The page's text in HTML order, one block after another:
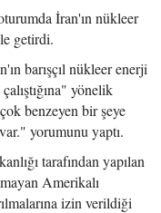
İran'ın nükleer
getirdi.
barışçıl nükleer enerji
yönelik
benzeyen bir şeye
yorumunu yaptı.
tarafından yapılan
Amerikalı
izin verildiği